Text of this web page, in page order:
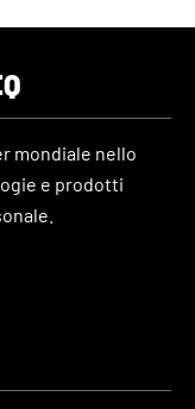
mondiale nello
e prodotti